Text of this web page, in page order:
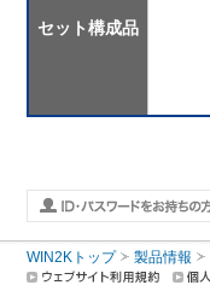
セット構成品
WIN2Kトップ 製品情報